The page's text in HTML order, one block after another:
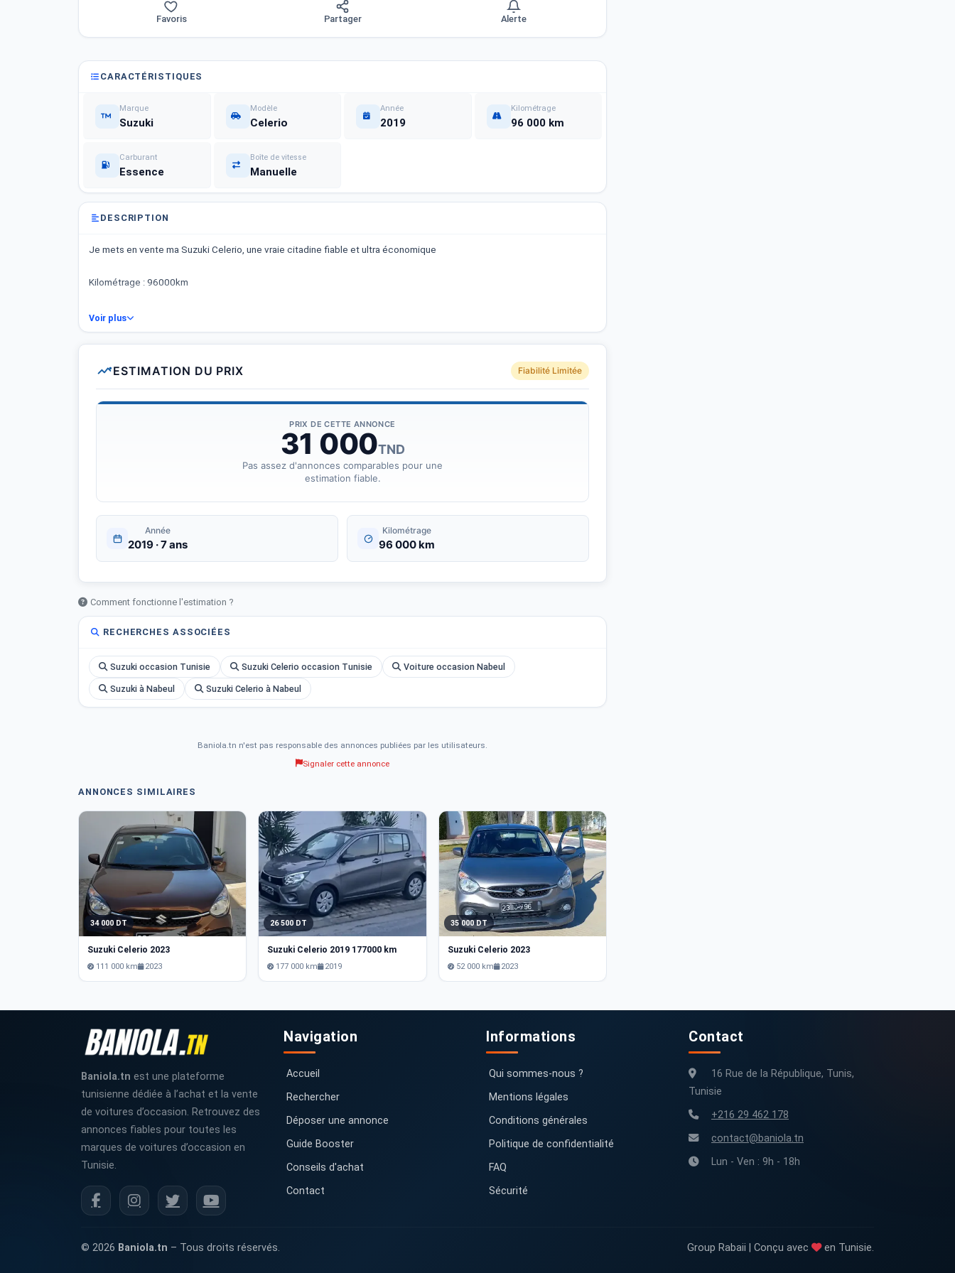
Favoris Partager Alerte
CARACTÉRISTIQUES
Marque
Suzuki
Modèle
Celerio
Année
2019
Kilométrage
96 000 km
Carburant
Essence
Boîte de vitesse
Manuelle
DESCRIPTION
Je mets en vente ma Suzuki Celerio, une vraie citadine fiable et ultra économique
Kilométrage : 96000km
* Année : 2019
* Énergie : Essence
* Double des clés disponible ????????* * * Climatisation fonctionnelle *cylindrée 1.0L
* boite vitesse: manuelle
Voir plus
ESTIMATION DU PRIX Fiabilité Limitée
PRIX DE CETTE ANNONCE
31 000TND
Pas assez d'annonces comparables pour une
estimation fiable.
Année
2019 · 7 ans
Kilométrage
96 000 km
Comment fonctionne l'estimation ?
RECHERCHES ASSOCIÉES
Suzuki occasion Tunisie Suzuki Celerio occasion Tunisie Voiture occasion Nabeul
Suzuki à Nabeul Suzuki Celerio à Nabeul
Baniola.tn n'est pas responsable des annonces publiées par les utilisateurs.
Signaler cette annonce
ANNONCES SIMILAIRES
34 000 DT
Suzuki Celerio 2023
111 000 km 2023
26 500 DT
Suzuki Celerio 2019 177000 km
177 000 km 2019
35 000 DT
Suzuki Celerio 2023
52 000 km 2023
Baniola.tn est une plateforme
tunisienne dédiée à l’achat et la vente
de voitures d’occasion. Retrouvez des
annonces fiables pour toutes les
marques de voitures d’occasion en
Tunisie.
Navigation
Accueil
Rechercher
Déposer une annonce
Guide Booster
Conseils d'achat
Contact
Informations
Qui sommes-nous ?
Mentions légales
Conditions générales
Politique de confidentialité
FAQ
Sécurité
Contact
16 Rue de la République, Tunis,
Tunisie
+216 29 462 178
contact@baniola.tn
Lun - Ven : 9h - 18h
© 2026 Baniola.tn – Tous droits réservés. Group Rabaii | Conçu avec en Tunisie.